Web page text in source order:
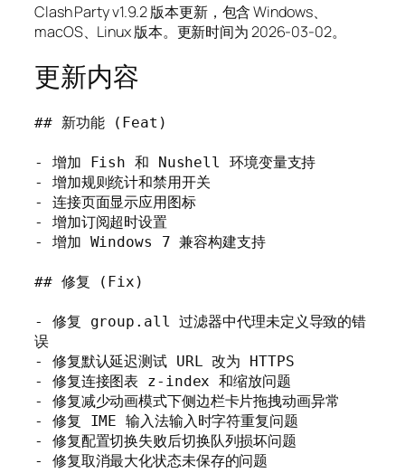
Clash Party v1.9.2 版本更新，包含 Windows、
macOS、Linux 版本。更新时间为 2026-03-02。
更新内容
## 新功能 (Feat)
- 增加 Fish 和 Nushell 环境变量支持
- 增加规则统计和禁用开关
- 连接页面显示应用图标
- 增加订阅超时设置
- 增加 Windows 7 兼容构建支持
## 修复 (Fix)
- 修复 group.all 过滤器中代理未定义导致的错
误
- 修复默认延迟测试 URL 改为 HTTPS
- 修复连接图表 z-index 和缩放问题
- 修复减少动画模式下侧边栏卡片拖拽动画异常
- 修复 IME 输入法输入时字符重复问题
- 修复配置切换失败后切换队列损坏问题
- 修复取消最大化状态未保存的问题